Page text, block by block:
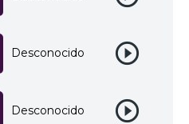
Desconocido
Desconocido